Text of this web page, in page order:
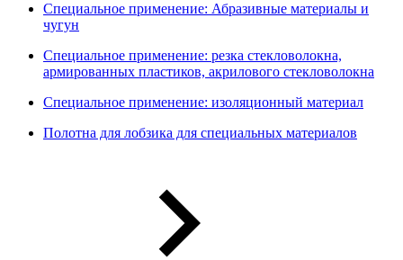
Специальное применение: Абразивные материалы и
чугун
Специальное применение: резка стекловолокна,
армированных пластиков, акрилового стекловолокна
Специальное применение: изоляционный материал
Полотна для лобзика для специальных материалов